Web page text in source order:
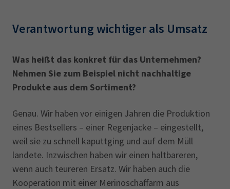
Verantwortung wichtiger als Umsatz
Was heißt das konkret für das Unternehmen?
Nehmen Sie zum Beispiel nicht nachhaltige
Produkte aus dem Sortiment?
Genau. Wir haben vor einigen Jahren die Produktion
eines Bestsellers – einer Regenjacke – eingestellt,
weil sie zu schnell kaputtging und auf dem Müll
landete. Inzwischen haben wir einen haltbareren,
wenn auch teureren Ersatz. Wir haben auch die
Kooperation mit einer Merinoschaffarm aus